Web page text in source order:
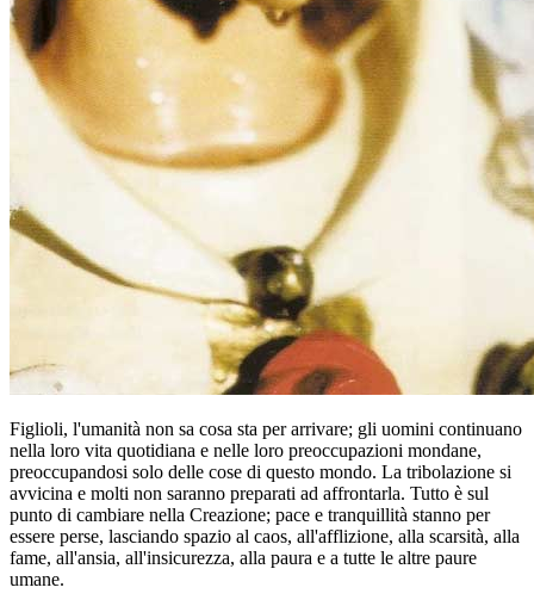
Figlioli, l'umanità non sa cosa sta per arrivare; gli uomini continuano
nella loro vita quotidiana e nelle loro preoccupazioni mondane,
preoccupandosi solo delle cose di questo mondo. La tribolazione si
avvicina e molti non saranno preparati ad affrontarla. Tutto è sul
punto di cambiare nella Creazione; pace e tranquillità stanno per
essere perse, lasciando spazio al caos, all'afflizione, alla scarsità, alla
fame, all'ansia, all'insicurezza, alla paura e a tutte le altre paure
umane.